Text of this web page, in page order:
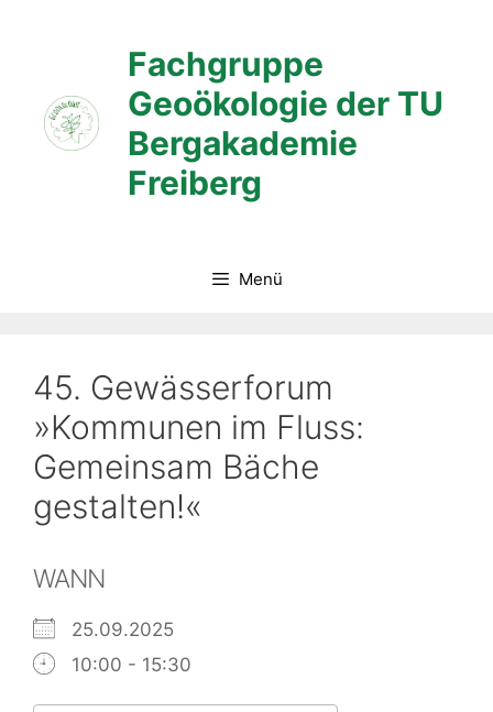
Fachgruppe
Geoökologie der TU
Bergakademie
Freiberg
Menü
45. Gewässerforum
»Kommunen im Fluss:
Gemeinsam Bäche
gestalten!«
WANN
25.09.2025
10:00 - 15:30